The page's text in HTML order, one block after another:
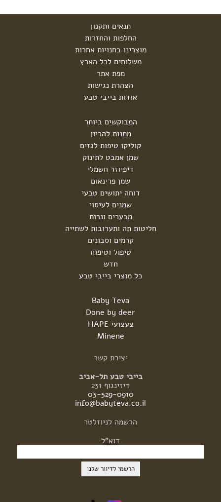
תנאים ותקנון
החלפות והחזרות
מוצרינו בחנויות אחרות
משלוחים לכל הארץ
מפת אתר
הצהרת נגישות
אודות בייבי טבע
המבוקשים ביותר
מתנות להריון
קוליקו טיפות לגזים
שמן אמבט לתינוק
דיפיוזר חשמלי
שמן פרינאום
דוחה יתושים טבעי
שמנים לעיסוי
מבערים ונרות
חליטות תה ותערובות לשתייה
קרמים וסבונים
טיפול וטיפוח
חדש
כל מוצרי בייבי טבע
Baby Teva
Done by deer
צעצועי HAPE
Minene
יצירת קשר
בייבי טבע תל-אביב
דיזינגוף 231
03-529-0910
info@babyteva.co.il
הרשמה לניוזלטר
דוא"ל